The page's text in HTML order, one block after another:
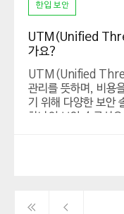
한입 보안
UTM(Unified
가요?
UTM(Unified
관리를 뜻하며, 비용
기 위해 다양한 보안
하나의 보안 솔루션
부 공격 및 위협에